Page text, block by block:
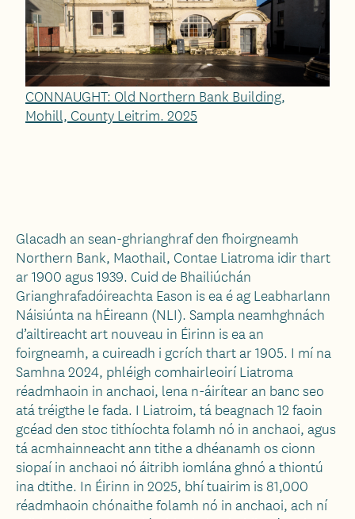
CONNAUGHT: Old Northern Bank Building,
Mohill, County Leitrim. 2025
Glacadh an sean-ghrianghraf den fhoirgneamh
Northern Bank, Maothail, Contae Liatroma idir thart
ar 1900 agus 1939. Cuid de Bhailiúchán
Grianghrafadóireachta Eason is ea é ag Leabharlann
Náisiúnta na hÉireann (NLI). Sampla neamhghnách
d’ailtireacht art nouveau in Éirinn is ea an
foirgneamh, a cuireadh i gcrích thart ar 1905. I mí na
Samhna 2024, phléigh comhairleoirí Liatroma
réadmhaoin in anchaoi, lena n-áirítear an banc seo
atá tréigthe le fada. I Liatroim, tá beagnach 12 faoin
gcéad den stoc tithíochta folamh nó in anchaoi, agus
tá acmhainneacht ann tithe a dhéanamh os cionn
siopaí in anchaoi nó áitribh iomlána ghnó a thiontú
ina dtithe. In Éirinn in 2025, bhí tuairim is 81,000
réadmhaoin chónaithe folamh nó in anchaoi, ach ní